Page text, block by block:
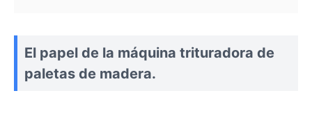
El papel de la máquina trituradora de
paletas de madera.